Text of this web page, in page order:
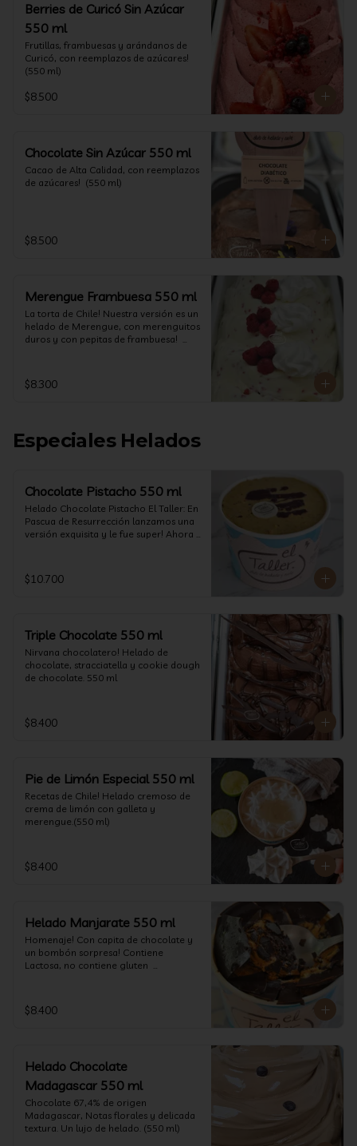
Berries de Curicó Sin Azúcar
550 ml
Frutillas, frambuesas y arándanos de
Curicó, con reemplazos de azúcares!
(550 ml)
$8.500
Chocolate Sin Azúcar 550 ml
Cacao de Alta Calidad, con reemplazos
de azúcares!  (550 ml)
$8.500
Merengue Frambuesa 550 ml
La torta de Chile! Nuestra versión es un
helado de Merengue, con merenguitos
duros y con pepitas de frambuesa!
$8.300
Especiales Helados
Chocolate Pistacho 550 ml
Helado Chocolate Pistacho El Taller: En
Pascua de Resurrección lanzamos una
versión exquisita y le fue super! Ahora
calidad, al centro una bomba de
chocolate blanco relleno de crema de
$10.700
Triple Chocolate 550 ml
Nirvana chocolatero! Helado de
chocolate, stracciatella y cookie dough
de chocolate. 550 ml
$8.400
Pie de Limón Especial 550 ml
Recetas de Chile! Helado cremoso de
crema de limón con galleta y
merengue.(550 ml)
$8.400
Helado Manjarate 550 ml
Homenaje! Con capita de chocolate y
un bombón sorpresa! Contiene
Lactosa, no contiene gluten
$8.400
Helado Chocolate
Madagascar 550 ml
Chocolate 67,4% de origen
Madagascar, Notas florales y delicada
textura. Un lujo de helado. (550 ml)